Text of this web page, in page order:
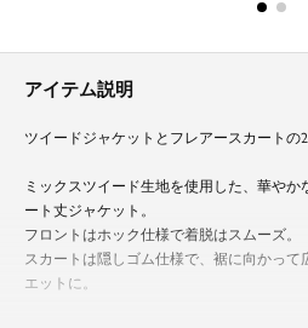
アイテム説明
ツイードジャケットとフレアースカートの
ミックスツイード生地を使用した、華や
ート丈ジャケット。
フロントはホック仕様で着脱はスムーズ。
スカートは隠しゴム仕様で、裾に向かっ
エットに。